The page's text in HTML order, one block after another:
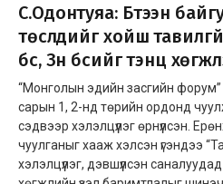
С.Одонтуяа: Бүтээн
төслүүдийг хойш
бүс, Зүүн бүсийг тэнцүү
“Монголын эдийн засгийн
сарын 1, 2-нд төрийн ордонд
сэдвээр хэлэлцүүлэг өрнүүлсэн.
чуулганыг хааж хэлсэн үгэндээ
хэлэлцүүлэг, дэвшүүлсэн